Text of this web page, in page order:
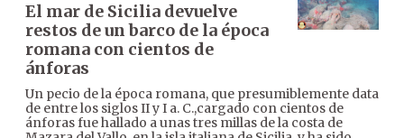
El mar de Sicilia devuelve
restos de un barco de la época
romana con cientos de
ánforas
Un pecio de la época romana, que presumiblemente data
de entre los siglos II y I a. C.,cargado con cientos de
ánforas fue hallado a unas tres millas de la costa de